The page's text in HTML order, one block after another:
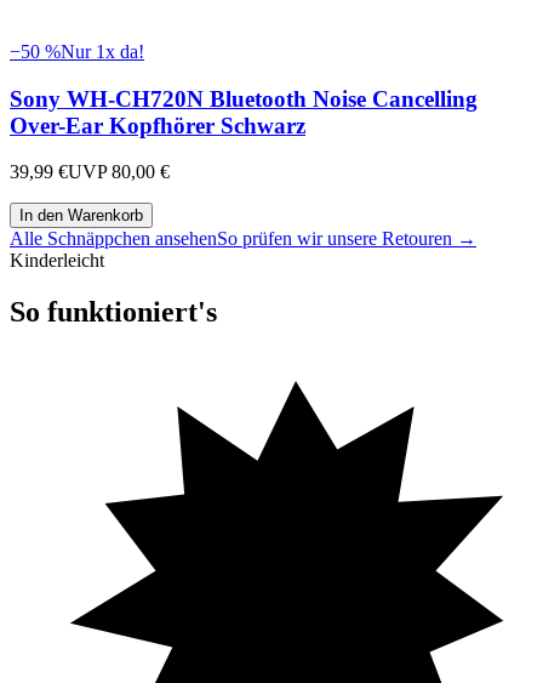
−50 %Nur 1x da!
Sony WH-CH720N Bluetooth Noise Cancelling
Over-Ear Kopfhörer Schwarz
39,99 €UVP80,00 €
In den Warenkorb
Alle Schnäppchen ansehenSo prüfen wir unsere Retouren →
Kinderleicht
So funktioniert's